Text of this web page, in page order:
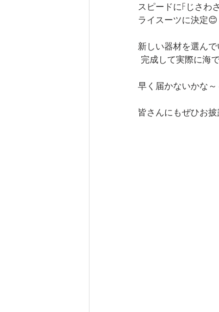
スピードにFじさわ
ライスーツに決定😊
新しい器材を選ん
完成して実際に海
早く届かないかな～
皆さんにもぜひお